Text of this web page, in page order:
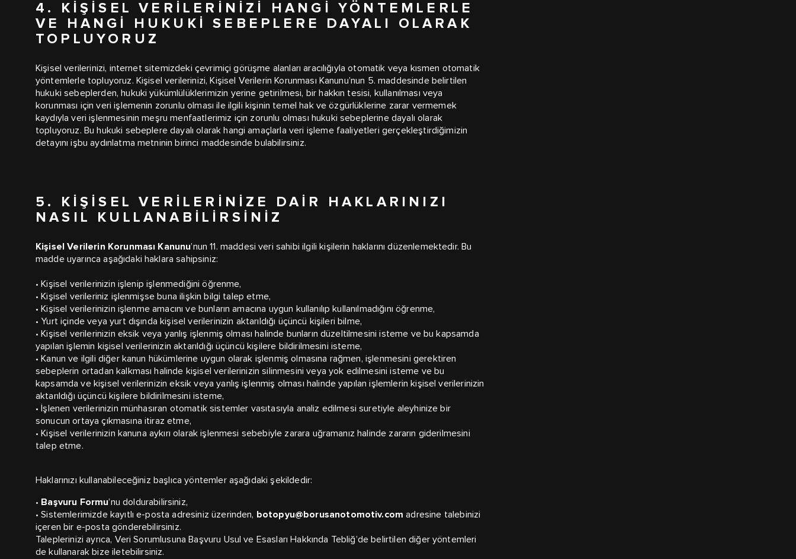
4. KIŞISEL VERILERINIZI HANGI YÖNTEMLERLE
VE HANGI HUKUKI SEBEPLERE DAYALI OLARAK
TOPLUYORUZ
Kişisel verilerinizi, internet sitemizdeki çevrimiçi görüşme alanları aracılığıyla otomatik veya kısmen otomatik
yöntemlerle topluyoruz. Kişisel verilerinizi, Kişisel Verilerin Korunması Kanunu’nun 5. maddesinde belirtilen
hukuki sebeplerden, hukuki yükümlülüklerimizin yerine getirilmesi, bir hakkın tesisi, kullanılması veya
korunması için veri işlemenin zorunlu olması ile ilgili kişinin temel hak ve özgürlüklerine zarar vermemek
kaydıyla veri işlenmesinin meşru menfaatlerimiz için zorunlu olması hukuki sebeplerine dayalı olarak
topluyoruz. Bu hukuki sebeplere dayalı olarak hangi amaçlarla veri işleme faaliyetleri gerçekleştirdiğimizin
detayını işbu aydınlatma metninin birinci maddesinde bulabilirsiniz.
5. KIŞISEL VERILERINIZE DAIR HAKLARINIZI
NASIL KULLANABILIRSINIZ
Kişisel Verilerin Korunması Kanunu’nun 11. maddesi veri sahibi ilgili kişilerin haklarını düzenlemektedir. Bu
madde uyarınca aşağıdaki haklara sahipsiniz:
• Kişisel verilerinizin işlenip işlenmediğini öğrenme,
• Kişisel verileriniz işlenmişse buna ilişkin bilgi talep etme,
• Kişisel verilerinizin işlenme amacını ve bunların amacına uygun kullanılıp kullanılmadığını öğrenme,
• Yurt içinde veya yurt dışında kişisel verilerinizin aktarıldığı üçüncü kişileri bilme,
• Kişisel verilerinizin eksik veya yanlış işlenmiş olması halinde bunların düzeltilmesini isteme ve bu kapsamda
yapılan işlemin kişisel verilerinizin aktarıldığı üçüncü kişilere bildirilmesini isteme,
• Kanun ve ilgili diğer kanun hükümlerine uygun olarak işlenmiş olmasına rağmen, işlenmesini gerektiren
sebeplerin ortadan kalkması halinde kişisel verilerinizin silinmesini veya yok edilmesini isteme ve bu
kapsamda ve kişisel verilerinizin eksik veya yanlış işlenmiş olması halinde yapılan işlemlerin kişisel verilerinizin
aktarıldığı üçüncü kişilere bildirilmesini isteme,
• İşlenen verilerinizin münhasıran otomatik sistemler vasıtasıyla analiz edilmesi suretiyle aleyhinize bir
sonucun ortaya çıkmasına itiraz etme,
• Kişisel verilerinizin kanuna aykırı olarak işlenmesi sebebiyle zarara uğramanız halinde zararın giderilmesini
talep etme.
Haklarınızı kullanabileceğiniz başlıca yöntemler aşağıdaki şekildedir:
• Başvuru Formu’nu doldurabilirsiniz,
• Sistemlerimizde kayıtlı e-posta adresiniz üzerinden, botopyu@borusanotomotiv.com adresine talebinizi
içeren bir e-posta gönderebilirsiniz.
Taleplerinizi ayrıca, Veri Sorumlusuna Başvuru Usul ve Esasları Hakkında Tebliğ’de belirtilen diğer yöntemleri
de kullanarak bize iletebilirsiniz.